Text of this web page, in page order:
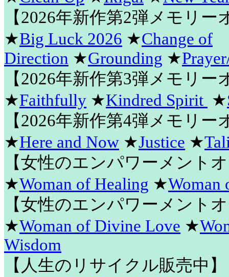
【2026年新作第2弾メモリー
★Big Luck 2026 ★Change of
Direction ★Grounding ★
【2026年新作第3弾メモリー
★Faithfully ★Kindred Spirit ★
【2026年新作第4弾メモリー
★Here and Now ★Justice ★
【女性のエンパワーメント
★Woman of Healing ★Woman
【女性のエンパワーメント
★Woman of Divine Love ★
Wisdom
【人生のリサイクル販売中】